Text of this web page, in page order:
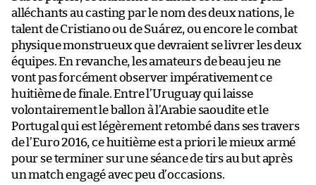
alléchants au casting par le nom des deux nations, le
talent de Cristiano ou de Suárez, ou encore le combat
physique monstrueux que devraient se livrer les deux
équipes. En revanche, les amateurs de beau jeu ne
vont pas forcément observer impérativement ce
huitième de finale. Entre l’Uruguay qui laisse
volontairement le ballon à l’Arabie saoudite et le
Portugal qui est légèrement retombé dans ses travers
de l’Euro 2016, ce huitième est a priori le mieux armé
pour se terminer sur une séance de tirs au but après
un match engagé avec peu d’occasions.